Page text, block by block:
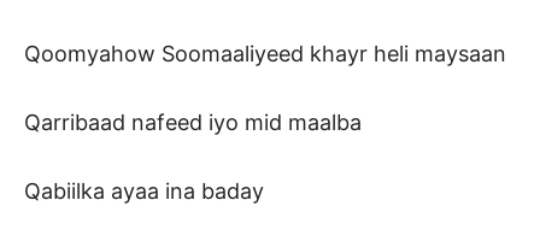
Qoomyahow Soomaaliyeed khayr heli maysaan
Qarribaad nafeed iyo mid maalba
Qabiilka ayaa ina baday